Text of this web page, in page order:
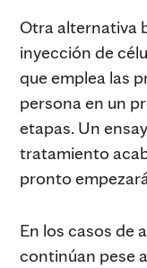
Otra alternativa
inyección de
que emplea las
persona en un
etapas. Un
tratamiento
pronto
En los casos de
continúan pese